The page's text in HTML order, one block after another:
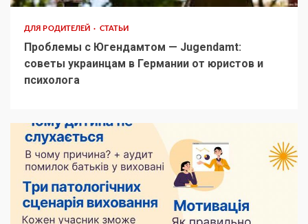
ДЛЯ РОДИТЕЛЕЙ СТАТЬИ
Проблемы с Югендамтом — Jugendamt:
советы украинцам в Германии от юристов и
психолога